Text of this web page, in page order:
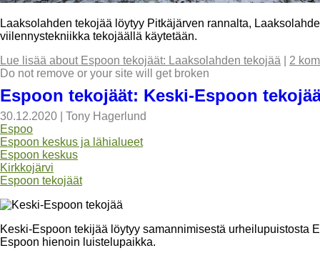
Laaksolahden tekojää löytyy Pitkäjärven rannalta,
viilennystekniikka tekojäällä käytetään.
Lue lisää about Espoon tekojäät: Laaksolahden tekojää
2
Do not remove or your site will get broken
Espoon tekojäät: Keski-Espoon
30.12.2020
Tony Hagerlund
Espoo
Espoon keskus ja lähialueet
Espoon keskus
Kirkkojärvi
Espoon tekojäät
Keski-Espoon tekijää löytyy samannimisestä urheilupuistosta
Espoon hienoin luistelupaikka.